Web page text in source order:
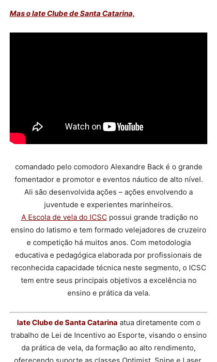
Mas o Iate Clube de Santa Catarina,
comandado pelo comodoro Alexandre Back é o grande
fomentador e promotor e eventos náutico de alto nível.
Ali são desenvolvida ações – ações envolvendo a
juventude e experientes marinheiros.
A Escola de vela do ICSC possui grande tradição no
ensino do Iatismo e tem formado velejadores de cruzeiro
e competição há muitos anos. Com metodologia
educativa e pedagógica elaborada por profissionais de
reconhecida capacidade técnica neste segmento, o ICSC
tem entre seus principais objetivos a excelência no
ensino e prática da vela.
Iate Clube de Santa Catarina atua diretamente com o
trabalho de Lei de Incentivo ao Esporte, visando o ensino
da prática de vela, da formação ao alto rendimento,